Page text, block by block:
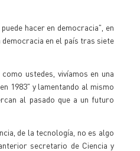
hacer en democracia", en
en el país tras siete
ustedes, vivíamos en una
1983" y lamentando al mismo
al pasado que a un futuro
de la tecnología, no es algo
secretario de Ciencia y